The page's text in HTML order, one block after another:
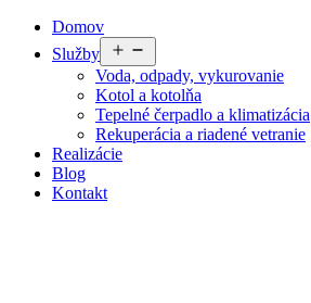
PreskočiťDomov
Služby
menu
Voda, odpady, vykurovanie
Kotol a kotolňa
Tepelné čerpadlo a klimatizácia
Rekuperácia a riadené vetranie
Realizácie
Blog
Kontakt